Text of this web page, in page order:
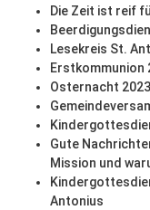
Die Zeit ist reif
Lesekreis St.
Erstkommunion
Osternacht
Gute
Mission und
Antonius